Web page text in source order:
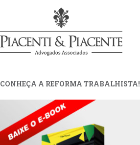
CONHEÇA A REFORMA TRABALHISTA!